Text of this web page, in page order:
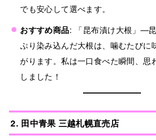
でも安心して選べます。
おすすめ商品: 「昆布漬け大根」—
ぷり染み込んだ大根は、噛むたびに
がります。私は一口食べた瞬間、思
しました！
2. 田中青果 三越札幌直売店